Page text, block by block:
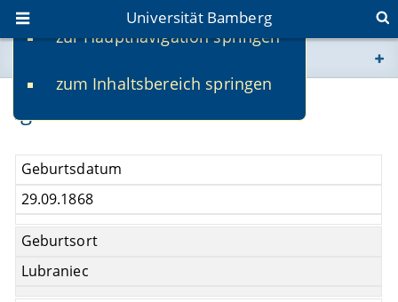
zur Hauptnavigation springen
zum Inhaltsbereich springen
Universität Bamberg
www.uni-bamberg.de
fis.uni-bamberg.de
Ignaz Steinbock
Geburtsdatum
29.09.1868
Geburtsort
Lubraniec